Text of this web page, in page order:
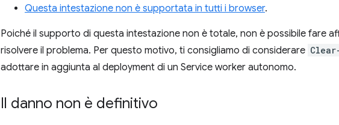
Questa intestazione non è supportata in tutti i browser.
Poiché il supporto di questa intestazione non è totale, non è possibile fare
risolvere il problema. Per questo motivo, ti consigliamo di considerare
adottare in aggiunta al deployment di un Service worker autonomo.
Il danno non è definitivo